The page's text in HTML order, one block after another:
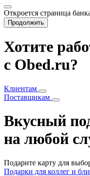
Откроется страница
Продолжить
Хотите
с Obed.ru?
Клиентам
Поставщикам
Вкусный
на любой
Подарите карту для
Подарки для коллег и